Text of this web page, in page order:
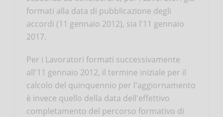
formati alla data di pubblicazione degli
accordi (11 gennaio 2012), sia l'11 gennaio
2017.
Per i Lavoratori formati successivamente
all'11 gennaio 2012, il termine iniziale per il
calcolo del quinquennio per l'aggiornamento
è invece quello della data dell'effettivo
completamento del percorso formativo di